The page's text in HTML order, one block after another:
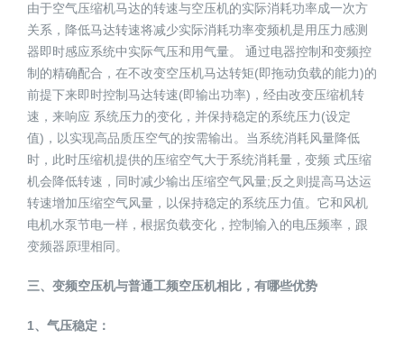
由于空气压缩机马达的转速与空压机的实际消耗功率成一次方
关系，降低马达转速将减少实际消耗功率变频机是用压力感测
器即时感应系统中实际气压和用气量。 通过电器控制和变频控
制的精确配合，在不改变空压机马达转矩(即拖动负载的能力)的
前提下来即时控制马达转速(即输出功率)，经由改变压缩机转
速，来响应 系统压力的变化，并保持稳定的系统压力(设定
值)，以实现高品质压空气的按需输出。当系统消耗风量降低
时，此时压缩机提供的压缩空气大于系统消耗量，变频 式压缩
机会降低转速，同时减少输出压缩空气风量;反之则提高马达运
转速增加压缩空气风量，以保持稳定的系统压力值。它和风机
电机水泵节电一样，根据负载变化，控制输入的电压频率，跟
变频器原理相同。
三、变频空压机与普通工频空压机相比，有哪些优势
1、气压稳定：